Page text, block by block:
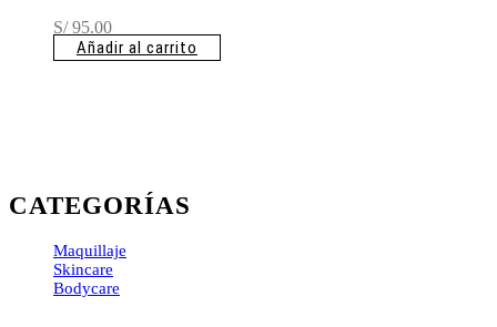
S/95.00
Añadir al carrito
CATEGORÍAS
Maquillaje
Skincare
Bodycare